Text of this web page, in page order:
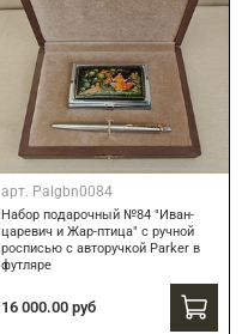
арт. Palgbn0084
Набор подарочный №84 "Иван-
царевич и Жар-птица" с ручной
росписью с авторучкой Parker в
футляре
16 000.00 руб